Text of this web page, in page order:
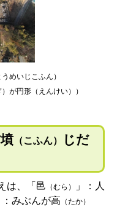
めいじこふん）
が円形（えんけい））
（こふん）
じだ
は、「邑 （むら） 」：人
：みぶんが高 （たか）